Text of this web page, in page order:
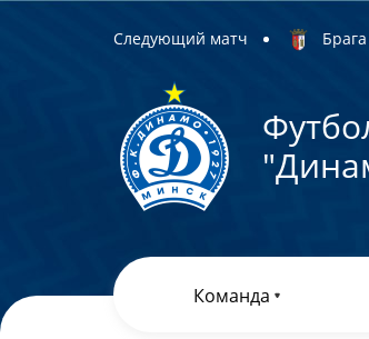
Следующий матч
Команда